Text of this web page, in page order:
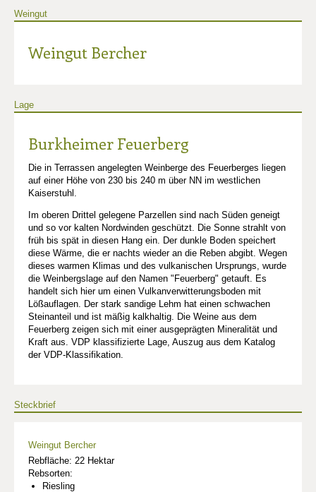
Weingut
Weingut Bercher
Lage
Burkheimer Feuerberg
Die in Terrassen angelegten Weinberge des Feuerberges liegen
auf einer Höhe von 230 bis 240 m über NN im westlichen
Kaiserstuhl.
Im oberen Drittel gelegene Parzellen sind nach Süden geneigt
und so vor kalten Nordwinden geschützt. Die Sonne strahlt von
früh bis spät in diesen Hang ein. Der dunkle Boden speichert
diese Wärme, die er nachts wieder an die Reben abgibt. Wegen
dieses warmen Klimas und des vulkanischen Ursprungs, wurde
die Weinbergslage auf den Namen "Feuerberg" getauft. Es
handelt sich hier um einen Vulkanverwitterungsboden mit
Lößauflagen. Der stark sandige Lehm hat einen schwachen
Steinanteil und ist mäßig kalkhaltig. Die Weine aus dem
Feuerberg zeigen sich mit einer ausgeprägten Mineralität und
Kraft aus. VDP klassifizierte Lage, Auszug aus dem Katalog
der VDP-Klassifikation.
Steckbrief
Weingut Bercher
Rebfläche: 22 Hektar
Rebsorten:
Riesling